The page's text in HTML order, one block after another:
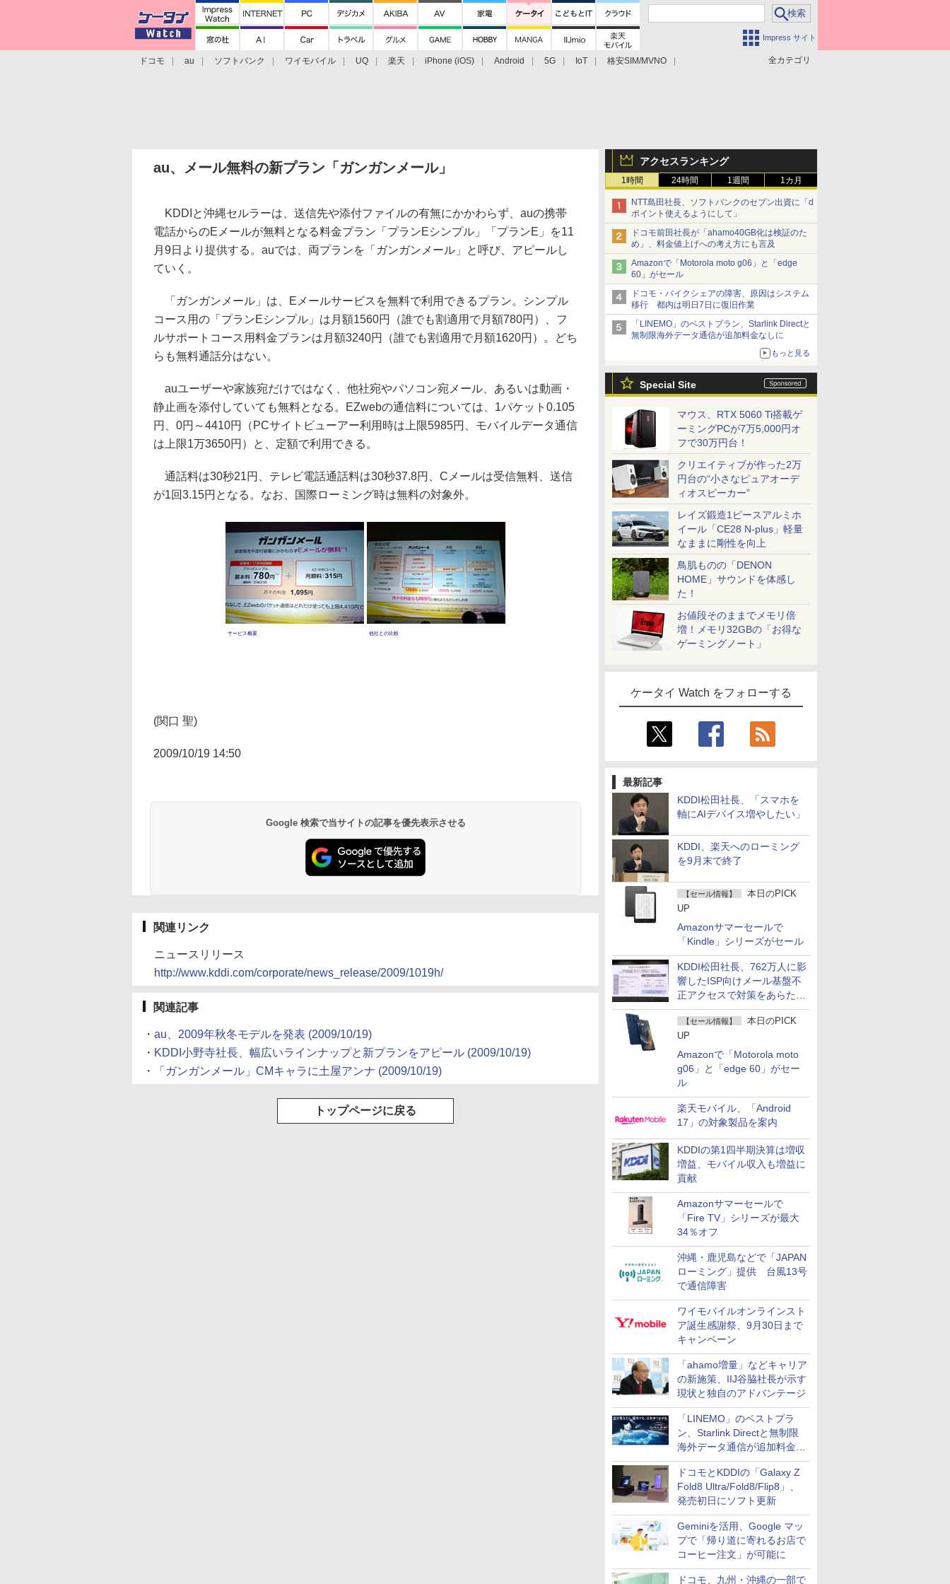
Impress サイト
全カテゴリ
ドコモ au ソフトバンク ワイモバイル UQ 楽天 iPhone (iOS) Android 5G IoT
格安SIM/MVNO
アクセスランキング
1時間 24時間 1週間 1カ月
NTT島田社長、ソフトバンクのセブン出資に「d
ポイント使えるようにして」
ドコモ前田社長が「ahamo40GB化は検証のた
め」、料金値上げへの考え方にも言及
Amazonで「Motorola moto g06」と「edge
60」がセール
ドコモ・バイクシェアの障害、原因はシステム
移行 都内は明日7日に復旧作業
「LINEMO」のベストプラン、Starlink Directと
無制限海外データ通信が追加料金なしに
もっと見る
Special Site
マウス、RTX 5060 Ti搭載ゲ
ーミングPCが7万5,000円オ
フで30万円台！
クリエイティブが作った2万
円台の“小さなピュアオーデ
ィオスピーカー”
レイズ鍛造1ピースアルミホ
イール「CE28 N-plus」軽量
なままに剛性を向上
鳥肌ものの「DENON
HOME」サウンドを体感し
た！
お値段そのままでメモリ倍
増！メモリ32GBの「お得な
ゲーミングノート」
ケータイ Watch をフォローする
最新記事
KDDI松田社長、「スマホを
軸にAIデバイス増やしたい」
KDDI、楽天へのローミング
を9月末で終了
【セール情報】
本日のPICK
UP
Amazonサマーセールで
「Kindle」シリーズがセール
KDDI松田社長、762万人に影
響したISP向けメール基盤不
正アクセスで対策をあらため
て説明
【セール情報】
本日のPICK
UP
Amazonで「Motorola moto
g06」と「edge 60」がセー
ル
楽天モバイル、「Android
17」の対象製品を案内
KDDIの第1四半期決算は増収
増益、モバイル収入も増益に
貢献
Amazonサマーセールで
「Fire TV」シリーズが最大
34％オフ
沖縄・鹿児島などで「JAPAN
ローミング」提供 台風13号
で通信障害
ワイモバイルオンラインスト
ア誕生感謝祭、9月30日まで
キャンペーン
「ahamo増量」などキャリア
の新施策、IIJ谷脇社長が示す
現状と独自のアドバンテージ
「LINEMO」のベストプラ
ン、Starlink Directと無制限
海外データ通信が追加料金な
しに
ドコモとKDDIの「Galaxy Z
Fold8 Ultra/Fold8/Flip8」、
発売初日にソフト更新
Geminiを活用、Google マッ
プで「帰り道に寄れるお店で
コーヒー注文」が可能に
ドコモ、九州・沖縄の一部で
au、メール無料の新プラン「ガンガンメール」
KDDIと沖縄セルラーは、送信先や添付ファイルの有無にかかわらず、auの携帯
電話からのEメールが無料となる料金プラン「プランEシンプル」「プランE」を11
月9日より提供する。auでは、両プランを「ガンガンメール」と呼び、アピールし
ていく。
「ガンガンメール」は、Eメールサービスを無料で利用できるプラン。シンプル
コース用の「プランEシンプル」は月額1560円（誰でも割適用で月額780円）、フ
ルサポートコース用料金プランは月額3240円（誰でも割適用で月額1620円）。どち
らも無料通話分はない。
auユーザーや家族宛だけではなく、他社宛やパソコン宛メール、あるいは動画・
静止画を添付していても無料となる。EZwebの通信料については、1パケット0.105
円、0円～4410円（PCサイトビューアー利用時は上限5985円、モバイルデータ通信
は上限1万3650円）と、定額で利用できる。
通話料は30秒21円、テレビ電話通話料は30秒37.8円、Cメールは受信無料、送信
が1回3.15円となる。なお、国際ローミング時は無料の対象外。
サービス概要 他社との比較
(関口 聖)
2009/10/19 14:50
Google 検索で当サイトの記事を優先表示させる
関連リンク
ニュースリリース
http://www.kddi.com/corporate/news_release/2009/1019h/
関連記事
・ au、2009年秋冬モデルを発表 (2009/10/19)
・ KDDI小野寺社長、幅広いラインナップと新プランをアピール (2009/10/19)
・
「ガンガンメール」CMキャラに土屋アンナ (2009/10/19)
トップページに戻る